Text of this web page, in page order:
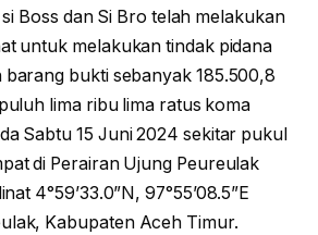
si Boss dan Si Bro telah melakukan
untuk melakukan tindak pidana
barang bukti sebanyak 185.500,8
lima ribu lima ratus koma
Sabtu 15 Juni 2024 sekitar pukul
di Perairan Ujung Peureulak
4°59’33.0”N, 97°55’08.5”E
Kabupaten Aceh Timur.